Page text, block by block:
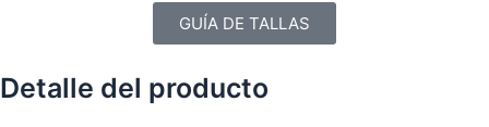
GUÍA DE TALLAS
Detalle del producto